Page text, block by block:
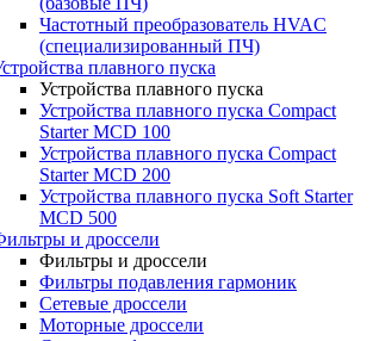
Частотный преобразователь HVAC
(специализированный ПЧ)
плавного пуска
Устройства плавного пуска
Устройства плавного пуска Compact
Starter MCD 100
Устройства плавного пуска Compact
Starter MCD 200
Устройства плавного пуска Soft Starter
MCD 500
и дроссели
Фильтры и дроссели
Фильтры подавления гармоник
Сетевые дроссели
Моторные дроссели